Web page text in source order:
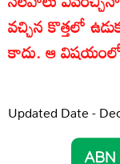
వచ్చిన కొత్తలో
కాదు. ఆ
Updated Date -